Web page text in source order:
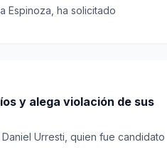
Espinoza, ha solicitado
y alega violación de sus
Urresti, quien fue candidato